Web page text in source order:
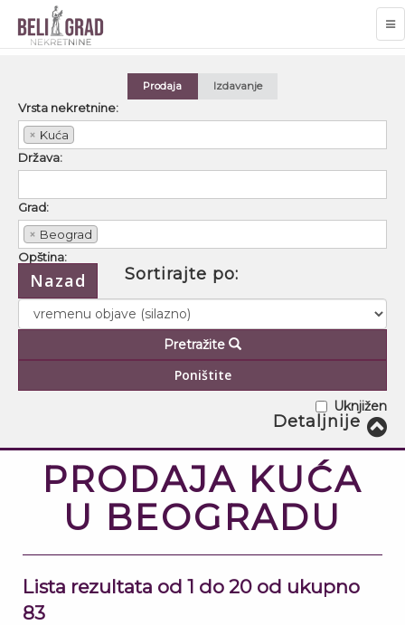
Prodaja Izdavanje
Vrsta nekretnine:
× Kuća
Država:
Grad:
× Beograd
Opština:
Ulica:
Cena - Od:
Nazad Sortirajte po:
Pretražite
Poništite
Uknjižen
Detaljnije
PRODAJA KUĆA
U BEOGRADU
Lista rezultata od 1 do 20 od ukupno
83